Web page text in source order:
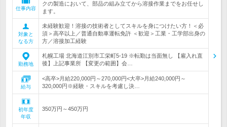
仕事内容
クの製造において、部品の組み立てから溶接作業までをお任せし
ます。
対象と
なる方
未経験歓迎！溶接の技術者としてスキルを身につけたい方！＜必
須＞高卒以上／普通自動車運転免許 ＜歓迎＞工業・工学部出身の
方／溶接加工経験
勤務地
札幌工場 北海道江別市工栄町5‐19 ※転勤は当面無し 【雇入れ直
後】上記事業所 【変更の範囲】会…
給与
<高卒>月給220,000円～270,000円<大卒>月給240,000円～
320,000円※経験・スキルを考慮し決…
初年度
年収
350万円～450万円